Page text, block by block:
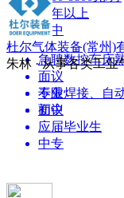
一年以上
初中
急聘数控车床
面议
不限
初中
杜尔气体装备(常州)
朱林 · 从事各类工
专业焊接、自
面议
应届毕业生
中专